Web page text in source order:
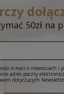
50zł na
e-mail o nowościach i
adres poczty
dotyczących